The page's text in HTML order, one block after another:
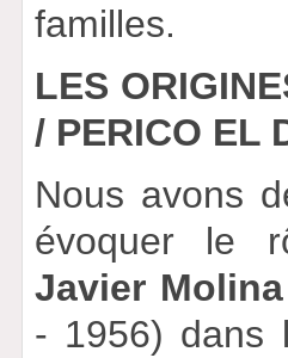
familles.
LES
/ PERICO EL
Nous avons
évoquer le
Javier
- 1956) dans